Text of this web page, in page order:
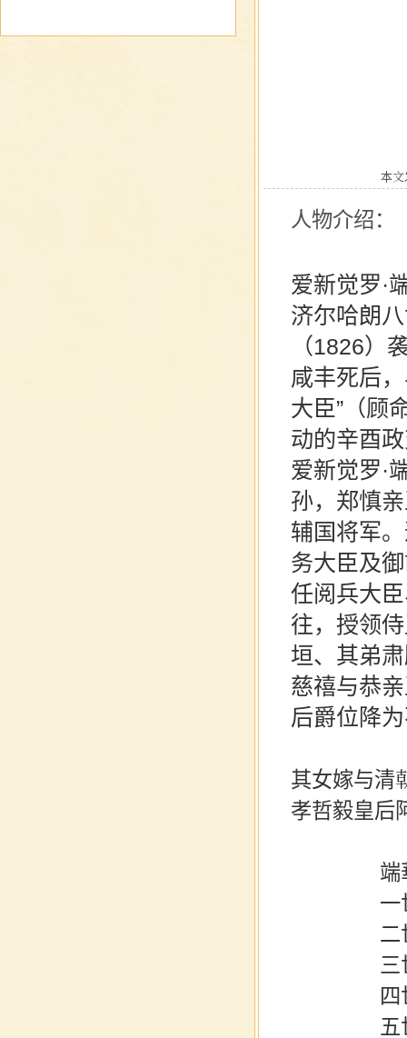
本文
人物介绍：
爱新觉罗·
济尔哈朗
（1826）
咸丰死后
大臣”（顾
动的辛酉
爱新觉罗·
孙，郑慎
辅国将军
务大臣及
任阅兵大
往，授领
垣、其弟
慈禧与恭
后爵位降
其女嫁与清
孝哲毅皇后
端
一
三
五